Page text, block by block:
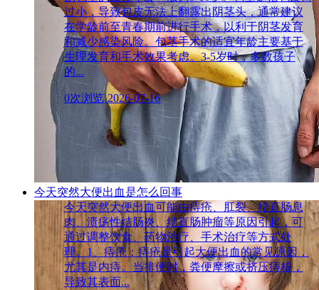
过小，导致包皮无法上翻露出阴茎头，通常建议
在学龄前至青春期前进行手术，以利于阴茎发育
和减少感染风险。包茎手术的适宜年龄主要基于
生理发育和手术效果考虑。3-5岁时，多数孩子
的...
0次浏览 2026-07-16
今天突然大便出血是怎么回事
今天突然大便出血可能由痔疮、肛裂、结直肠息
肉、溃疡性结肠炎、结直肠肿瘤等原因引起，可
通过调整饮食、药物治疗、手术治疗等方式处
理。1、痔疮：痔疮是引起大便出血的常见原因，
尤其是内痔。当排便时，粪便摩擦或挤压痔核，
导致其表面...